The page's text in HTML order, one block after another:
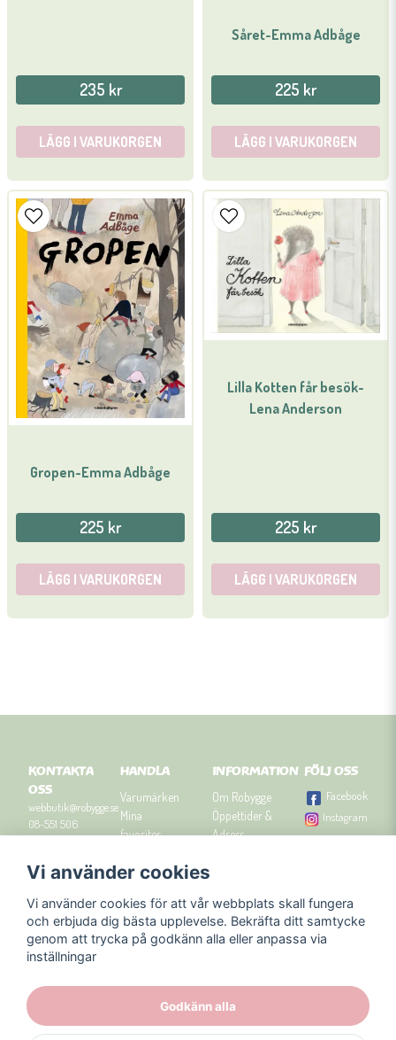
235 kr
LÄGG I VARUKORGEN
Såret-Emma Adbåge
225 kr
LÄGG I VARUKORGEN
Gropen-Emma Adbåge
225 kr
LÄGG I VARUKORGEN
Lilla Kotten får besök-
Lena Anderson
225 kr
LÄGG I VARUKORGEN
KONTAKTA
OSS
webbutik@robygge.se
08-551 506
Orgnummer: 556463-
HANDLA
Varumärken
Mina
favoriter
Om cookies
Presenttips
INFORMATION
Om Robygge
Öppettider &
Adress
Kontakta oss
Nyhetsbrev
Blogg
FÖLJ OSS
Facebook
Instagram
Vi använder cookies
Vi använder cookies för att vår webbplats skall fungera
och erbjuda dig bästa upplevelse. Bekräfta ditt samtycke
genom att trycka på godkänn alla eller anpassa via
inställningar
Godkänn alla